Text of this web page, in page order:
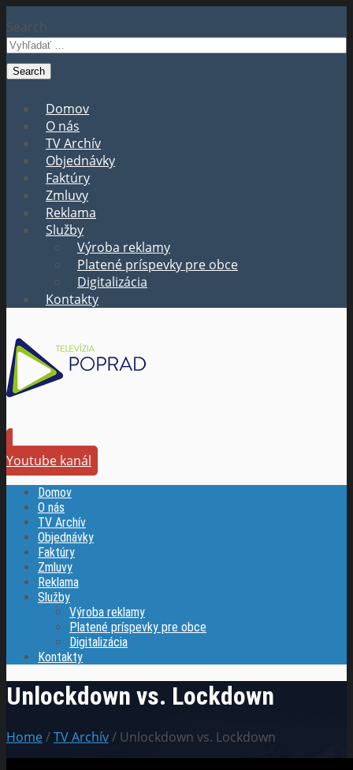
Search
Domov
O nás
TV Archív
Objednávky
Faktúry
Zmluvy
Reklama
Služby
Výroba reklamy
Platené príspevky pre obce
Digitalizácia
Kontakty
Youtube kanál
Domov
O nás
TV Archív
Objednávky
Faktúry
Zmluvy
Reklama
Služby
Výroba reklamy
Platené príspevky pre obce
Digitalizácia
Kontakty
Unlockdown vs. Lockdown
Home/TV Archív/ Unlockdown vs. Lockdown